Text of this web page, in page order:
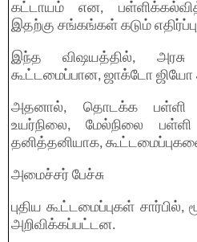
கட்டாயம் என,
இதற்கு சங்கங்கள் கடும்
இந்த விஷயத்தில், அரசு
கூட்டமைப்பான, ஜாக்டோ ஜியோ
அதனால், தொடக்க பள்ளி
உயர்நிலை, மேல்நிலை
தனித்தனியாக,
அமைச்சர் பேச்சு
புதிய கூட்டமைப்புகள்
அறிவிக்கப்பட்டன.